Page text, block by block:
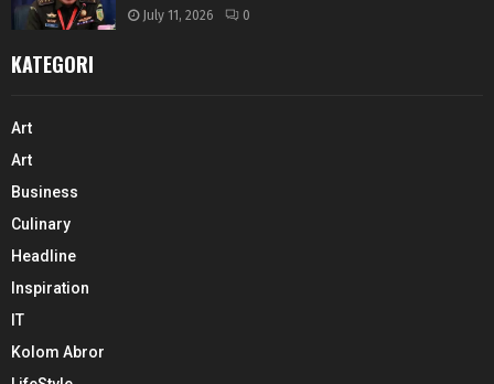
July 11, 2026 0
KATEGORI
Art
Art
Business
Culinary
Headline
Inspiration
IT
Kolom Abror